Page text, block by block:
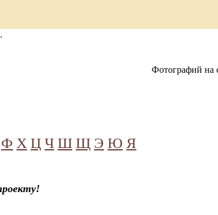
Фотографий на
Ф Х Ц Ч Ш Щ Э Ю Я